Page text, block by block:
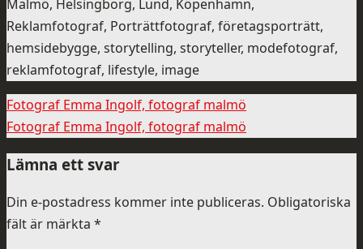
Malmö, Helsingborg, Lund, Köpenhamn,
Reklamfotograf, Porträttfotograf, företagsporträtt,
hemsidebygge, storytelling, storyteller, modefotograf,
reklamfotograf, lifestyle, image
Fotograf Emma Ingolf, fotograf malmö
Fotograf Emma Ingolf, fotograf malmö
Lämna ett svar
Din e-postadress kommer inte publiceras. Obligatoriska
fält är märkta *